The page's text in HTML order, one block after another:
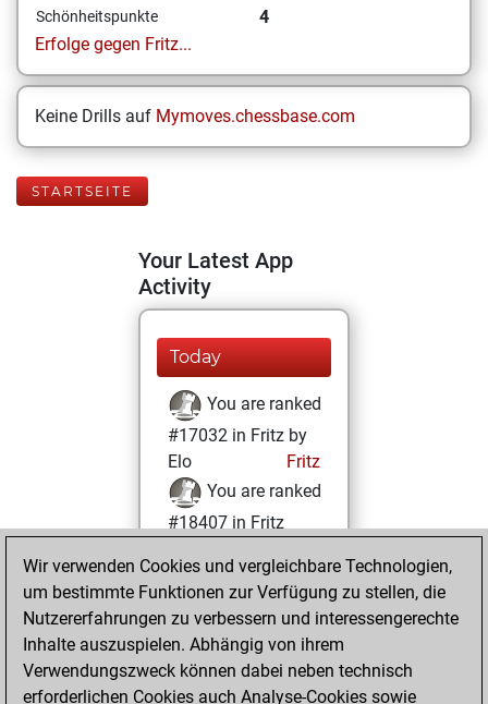
Schönheitspunkte
4
Erfolge gegen Fritz...
Keine Drills auf Mymoves.chessbase.com
STARTSEITE
Your Latest App
Activity
Today
You are ranked
#17032 in Fritz by
Elo
Fritz
You are ranked
#18407 in Fritz
Montag, Januar
18, 2021
You achieved a
BeautyScore of 4
Wir verwenden Cookies und vergleichbare Technologien,
um bestimmte Funktionen zur Verfügung zu stellen, die
Nutzererfahrungen zu verbessern und interessengerechte
Inhalte auszuspielen. Abhängig von ihrem
Verwendungszweck können dabei neben technisch
erforderlichen Cookies auch Analyse-Cookies sowie